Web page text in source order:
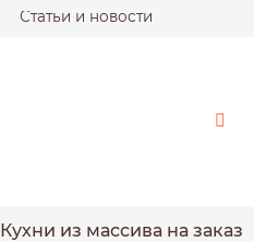
Статьи и новости
Кухни из массива на заказ